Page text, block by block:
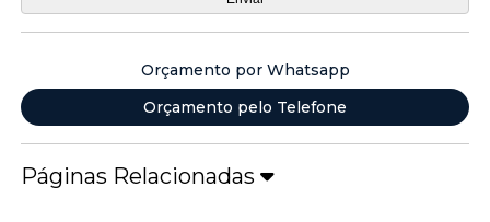
Orçamento por Whatsapp
Orçamento pelo Telefone
Páginas Relacionadas